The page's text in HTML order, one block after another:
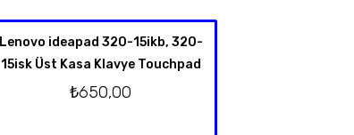
Lenovo ideapad 320-15ikb, 320-
15isk Üst Kasa Klavye Touchpad
₺650,00